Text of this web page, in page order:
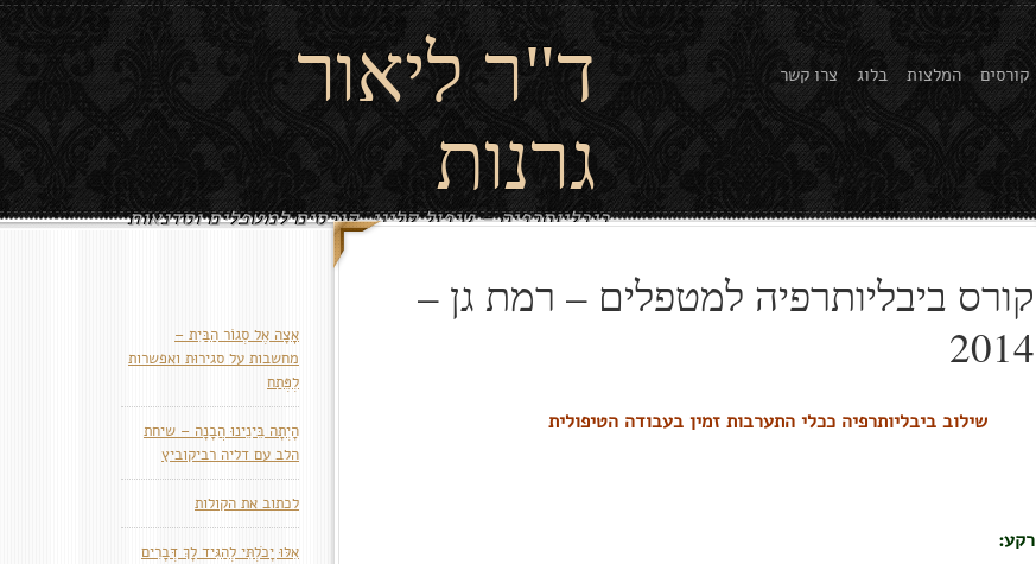
ד"ר ליאור
גרנות
ביבליותרפיה - טיפול קליני, קורסים למטפלים וסדנאות
צרו קשר בלוג המלצות קורסים
קורס ביבליותרפיה למטפלים – רמת גן –
2014
שילוב ביבליותרפיה ככלי התערבות זמין בעבודה הטיפולית
רקע:
אָצָה אֶל סְגוֹר הַבַּיִת –
מחשבות על סגירוּת ואפשרות
לְפֶּתַח
הָיְתָה בֵּינֵינוּ הֲבָנָה – שיחת
הלב עם דליה רביקוביץ
לכתוב את הקולות
אִלּוּ יָכֹלְתִּי לְהַגִּיד לָךְ דְּבָרִים